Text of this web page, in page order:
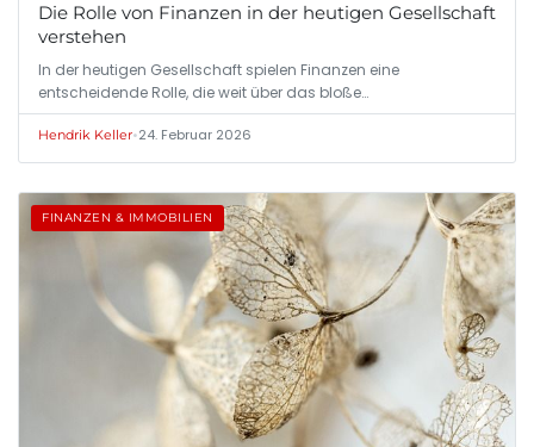
Die Rolle von Finanzen in der heutigen Gesellschaft
verstehen
In der heutigen Gesellschaft spielen Finanzen eine
entscheidende Rolle, die weit über das bloße…
Hendrik Keller•24. Februar 2026
FINANZEN & IMMOBILIEN